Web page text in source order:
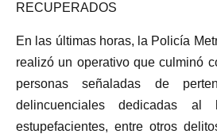
RECUPERADOS
En las últimas horas, la Policía
realizó un operativo que culminó
personas señaladas de
delincuenciales dedicadas
estupefacientes, entre otros